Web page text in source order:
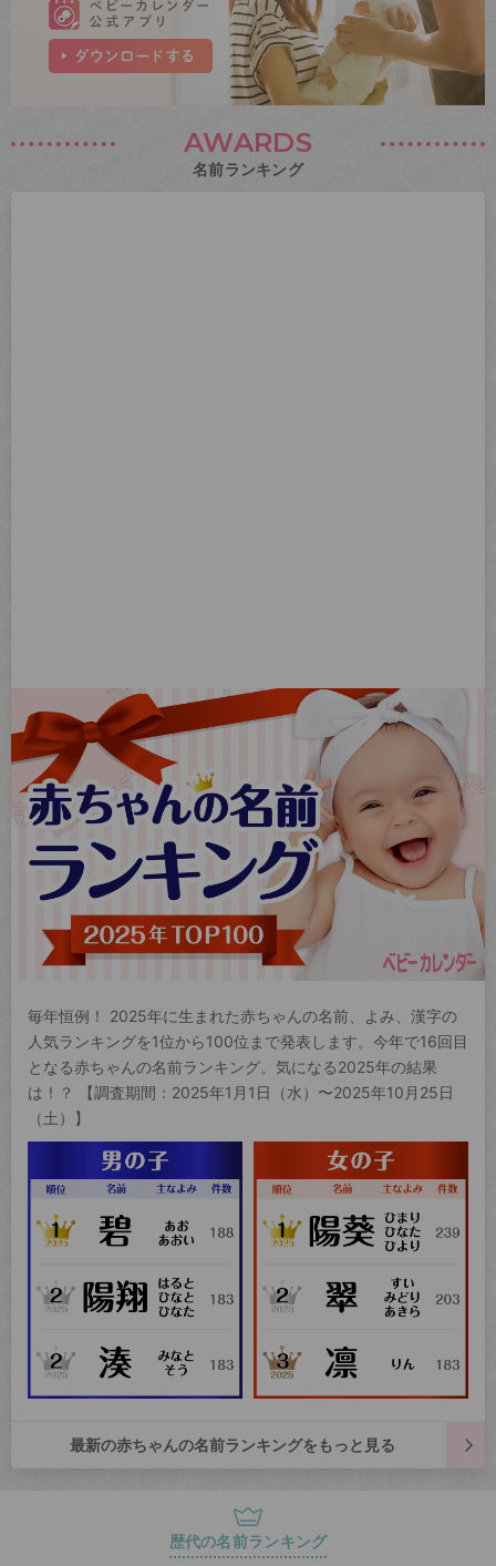
AWARDS
名前ランキング
毎年恒例！ 2025年に生まれた赤ちゃんの名前、よみ、漢字の
人気ランキングを1位から100位まで発表します。今年で16回目
となる赤ちゃんの名前ランキング。気になる2025年の結果
は！？ 【調査期間：2025年1月1日（水）〜2025年10月25日
（土）】
最新の赤ちゃんの名前ランキングをもっと見る
歴代の名前ランキング